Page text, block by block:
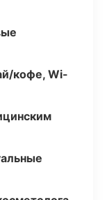
кофе, Wi-